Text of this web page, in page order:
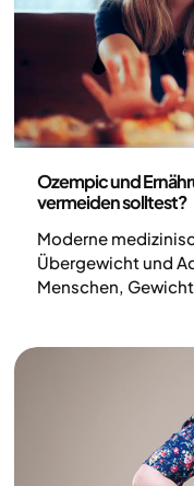
Ozempic und
vermeiden solltest?
Moderne
Übergewicht und
Menschen,
Übelkeit,
meisten treten
Beginn der
auf. Die
lassen sich oft